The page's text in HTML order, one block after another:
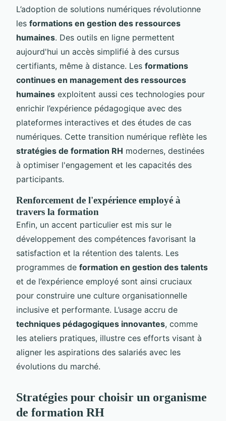
L’adoption de solutions numériques révolutionne
les formations en gestion des ressources
humaines. Des outils en ligne permettent
aujourd'hui un accès simplifié à des cursus
certifiants, même à distance. Les formations
continues en management des ressources
humaines exploitent aussi ces technologies pour
enrichir l’expérience pédagogique avec des
plateformes interactives et des études de cas
numériques. Cette transition numérique reflète les
stratégies de formation RH modernes, destinées
à optimiser l'engagement et les capacités des
participants.
Renforcement de l'expérience employé à
travers la formation
Enfin, un accent particulier est mis sur le
développement des compétences favorisant la
satisfaction et la rétention des talents. Les
programmes de formation en gestion des talents
et de l’expérience employé sont ainsi cruciaux
pour construire une culture organisationnelle
inclusive et performante. L’usage accru de
techniques pédagogiques innovantes, comme
les ateliers pratiques, illustre ces efforts visant à
aligner les aspirations des salariés avec les
évolutions du marché.
Stratégies pour choisir un organisme
de formation RH